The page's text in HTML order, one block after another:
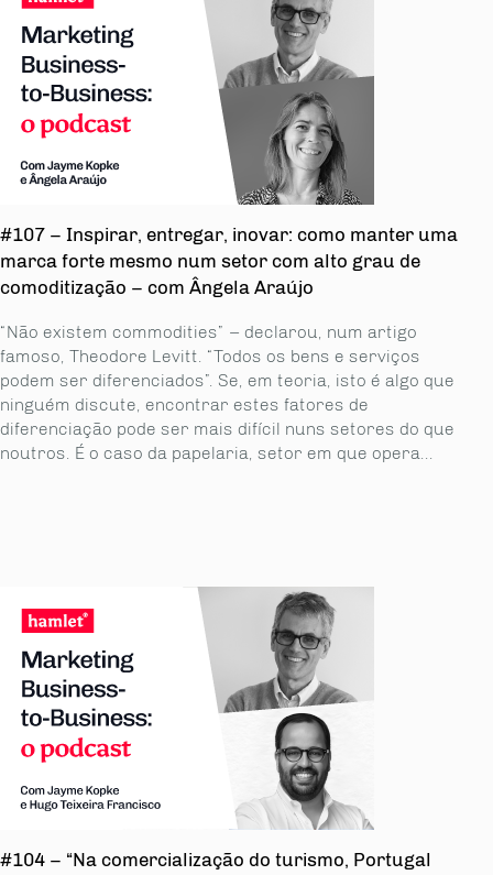
#107 – Inspirar, entregar, inovar: como manter uma
marca forte mesmo num setor com alto grau de
comoditização – com Ângela Araújo
“Não existem commodities” – declarou, num artigo
famoso, Theodore Levitt. “Todos os bens e serviços
podem ser diferenciados”. Se, em teoria, isto é algo que
ninguém discute, encontrar estes fatores de
diferenciação pode ser mais difícil nuns setores do que
noutros. É o caso da papelaria, setor em que opera...
#104 – “Na comercialização do turismo, Portugal